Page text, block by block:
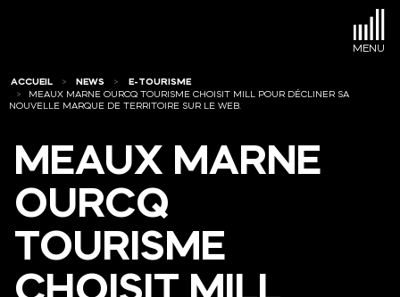
ACCUEIL NEWS
E-TOURISME
MEAUX MARNE OURCQ TOURISME CHOISIT MILL POUR DÉCLINER SA
NOUVELLE MARQUE DE TERRITOIRE SUR LE WEB.
MEAUX MARNE
OURCQ
TOURISME